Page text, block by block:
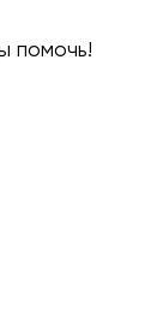
помочь!